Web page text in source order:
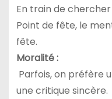
En train de
Point de fête, le
fête.
Moralité :
Parfois, on préfère
une critique sincère.